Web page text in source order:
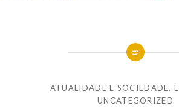
ATUALIDADE E SOCIEDADE,
UNCATEGORIZED